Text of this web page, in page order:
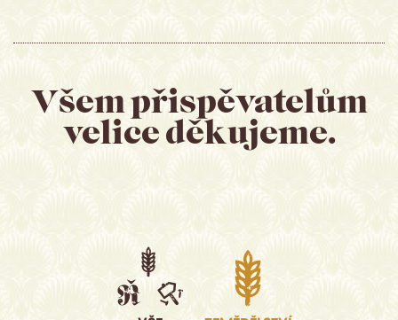
Všem přispěvatelům
velice děkujeme.